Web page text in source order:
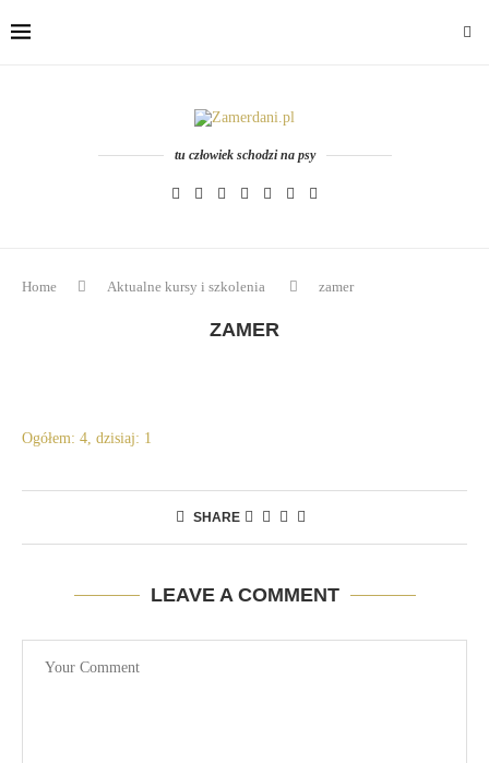
tu człowiek schodzi na psy
Home Aktualne kursy i szkolenia zamer
ZAMER
Ogółem: 4, dzisiaj: 1
SHARE
LEAVE A COMMENT